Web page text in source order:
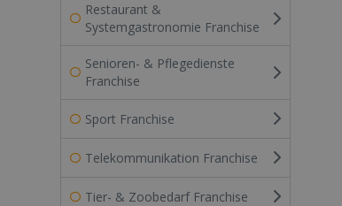
Restaurant &
Systemgastronomie Franchise
Senioren- & Pflegedienste
Franchise
Sport Franchise
Telekommunikation Franchise
Tier- & Zoobedarf Franchise